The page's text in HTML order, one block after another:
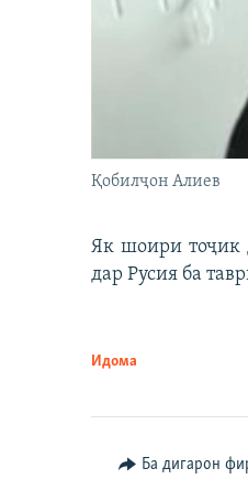
Қобилҷон Алиев
Як шоири тоҷик
дар Русия ба
Идома
Ба дигарон